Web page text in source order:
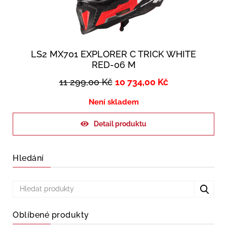
LS2 MX701 EXPLORER C TRICK WHITE
RED-06 M
11 299,00Kč 10 734,00 Kč
Není skladem
Detail produktu
Hledání
Oblíbené produkty